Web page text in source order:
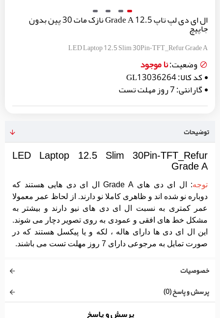
ال ای دی لپ تاپ 12.5 Grade A نازک مات 30 پین بدون
جاپیچ
LED Laptop 12.5 Slim 30Pin-TFT_Refur Grade A
وضعیت:نا موجود
کد کالا:GL13036264
گارانتی:7 روز مهلت تست
توضیحات
LED Laptop 12.5 Slim 30Pin-TFT_Refur
Grade A
توجه
: ال ای دی های Grade A ال ای دی هایی هستند که
دوباره نو شده اند و ظاهری کاملا نو دارند. از لحاظ عمر معمولا
عمر کمتری به نسبت ال ای دی های نیو دارند و بیشتر به
مشکل خط های افقی و عمودی به روی تصویر دچار می شوند.
این ال ای دی ها دارای هاله ، لکه و یا پیکسل هستند که در
صورت تمایل به مرجوعی دارای 7 روز مهلت تست می باشند.
خصوصیات
پرسش و پاسخ (0)
پرسش و پاسخ